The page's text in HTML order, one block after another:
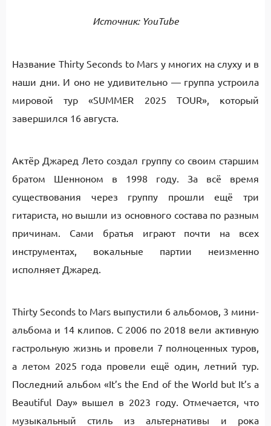
Источник: YouTube
Название Thirty Seconds to Mars у многих на слуху и в
наши дни. И оно не удивительно — группа устроила
мировой тур «SUMMER 2025 TOUR», который
завершился 16 августа.
Актёр Джаред Лето создал группу со своим старшим
братом Шенноном в 1998 году. За всё время
существования через группу прошли ещё три
гитариста, но вышли из основного состава по разным
причинам. Сами братья играют почти на всех
инструментах, вокальные партии неизменно
исполняет Джаред.
Thirty Seconds to Mars выпустили 6 альбомов, 3 мини-
альбома и 14 клипов. С 2006 по 2018 вели активную
гастрольную жизнь и провели 7 полноценных туров,
а летом 2025 года провели ещё один, летний тур.
Последний альбом «It’s the End of the World but It’s a
Beautiful Day» вышел в 2023 году. Отмечается, что
музыкальный стиль из альтернативы и рока